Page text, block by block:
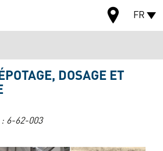
Menu
CARTE
FR
DOSAGE ET
6-62-003